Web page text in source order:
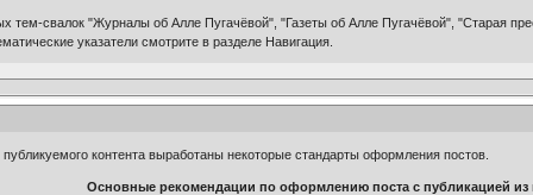
тем-свалок "Журналы об Алле Пугачёвой", "Газеты об Алле Пугачёвой", "Старая
указатели смотрите в разделе Навигация.
контента выработаны некоторые стандарты оформления постов.
Основные рекомендации по оформлению поста с публикацией из